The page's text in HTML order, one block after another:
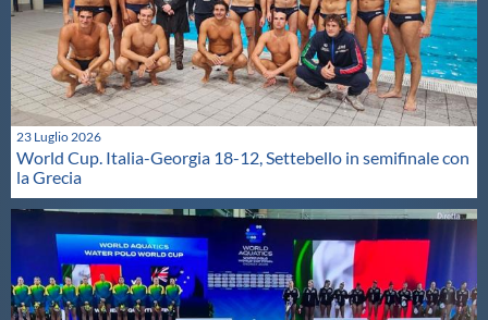
23 Luglio 2026
World Cup. Italia-Georgia 18-12, Settebello in semifinale con
la Grecia